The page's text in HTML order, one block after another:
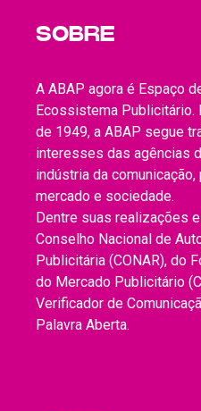
SOBRE
A ABAP agora é Espaço
Ecossistema Publicitário.
de 1949, a ABAP segue
interesses das agências
indústria da
mercado e sociedade.
Dentre suas realizações
Conselho Nacional de
Publicitária (CONAR), do
do Mercado Publicitário
Verificador de
Palavra Aberta.